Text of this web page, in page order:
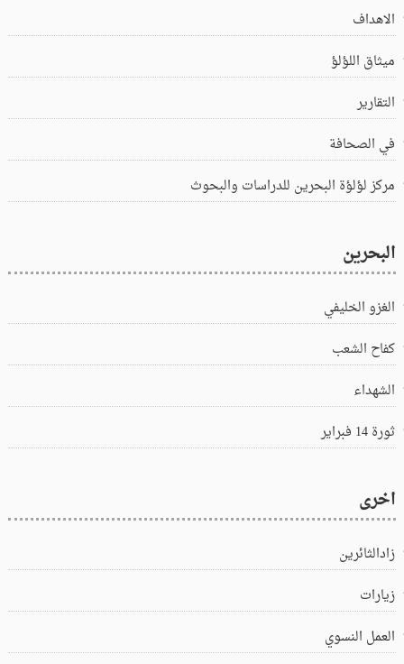
الاهداف
ميثاق اللؤلؤ
التقارير
في الصحافة
مركز لؤلؤة البحرين للدراسات والبحوث
البحرين
الغزو الخليفي
كفاح الشعب
الشهداء
ثورة 14 فبراير
اخرى
زادالثائرين
زيارات
العمل النسوي